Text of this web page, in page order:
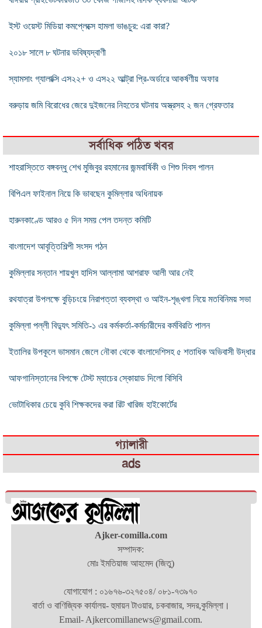
ইস্ট ওয়েস্ট মিডিয়া কমপ্লেক্সে হামলা ভাঙচুর: এরা কারা?
২০১৮ সালে ৮ ঘটনার ভবিষ্যদ্বাণী
স্যামসাং গ্যালাক্সি এস২২+ ও এস২২ আল্ট্রা প্রি-অর্ডারে আকর্ষণীয় অফার
বরুড়ায় জমি বিরোধের জেরে দুইজনের নিহতের ঘটনায় অস্ত্রসহ ২ জন গ্রেফতার
সর্বাধিক পঠিত খবর
শাহরাস্তিতে বঙ্গবন্ধু শেখ মুজিবুর রহমানের জন্মবার্ষিকী ও শিশু দিবস পালন
বিপিএল ফাইনাল নিয়ে কি ভাবছেন কুমিল্লার অধিনায়ক
হারুনকাণ্ডে আরও ৫ দিন সময় পেল তদন্ত কমিটি
বাংলাদেশ আবৃত্তিশিল্পী সংসদ গঠন
কুমিল্লার সন্তান শায়খুল হাদিস আল্লামা আশরাফ আলী আর নেই
রথযাত্রা উপলক্ষে বুড়িচংয়ে নিরাপত্তা ব্যবস্থা ও আইন-শৃঙ্খলা নিয়ে মতবিনিময় সভা
কুমিল্লা পল্লী বিদ্যুৎ সমিতি-১ এর কর্মকর্তা-কর্মচারীদের কর্মবিরতি পালন
ইতালির উপকূলে ভাসমান জেলে নৌকা থেকে বাংলাদেশিসহ ৫ শতাধিক অভিবাসী উদ্ধার
আফগানিস্তানের বিপক্ষে টেস্ট ম্যাচের স্কোয়াড দিলো বিসিবি
ভোটাধিকার চেয়ে কুবি শিক্ষকদের করা রিট খারিজ হাইকোর্টের
গ্যালারী
ads
Ajker-comilla.com
সম্পাদক:
মোঃ ইমতিয়াজ আহমেদ (জিতু)
যোগাযোগ : ০১৬৭৬-৩২৭৫০৪/ ০৮১-৭৩৯৭০
বার্তা ও বাণিজ্যিক কার্যালয়- হুমায়ন টাওয়ার, চকবাজার, সদর,কুমিল্লা।
Email- Ajkercomillanews@gmail.com.